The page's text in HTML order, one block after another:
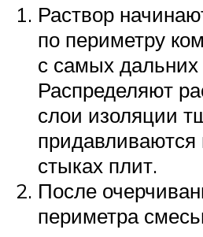
Раствор
по периметру
с самых дальних
Распределяют
слои изоляции
придавливаются
стыках плит.
После
периметра